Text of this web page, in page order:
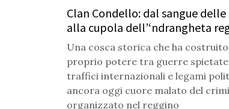
Clan Condello: dal sangue
alla cupola dell’‘ndrangheta
Una cosca storica che ha
proprio potere tra guerre
traffici internazionali e legami
ancora oggi cuore malato del
organizzato nel reggino